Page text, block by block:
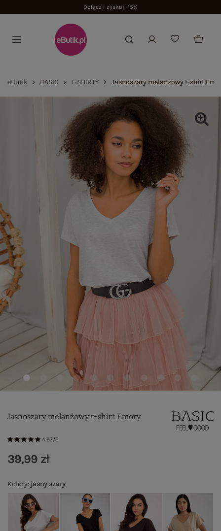
Dołącz i zyskaj -15%
eButik BASIC T-SHIRTY Jasnoszary melanżowy t-shirt
Jasnoszary melanżowy t-shirt Emory
4.97/5
Kolory: jasny szary
39,99 zł